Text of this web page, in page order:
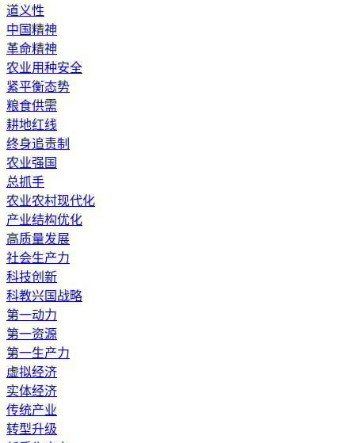
道义性
中国精神
革命精神
农业用种安全
紧平衡态势
粮食供需
耕地红线
终身追责制
农业强国
总抓手
农业农村现代化
产业结构优化
高质量发展
社会生产力
科技创新
科教兴国战略
第一动力
第一资源
第一生产力
虚拟经济
实体经济
传统产业
转型升级